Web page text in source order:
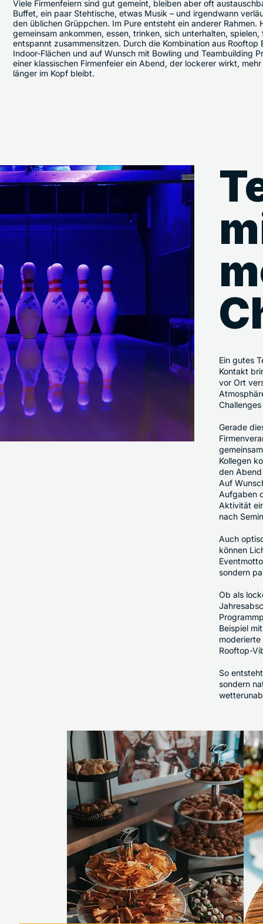
Viele Firmenfeiern sind gut gemeint, bleiben aber oft
Buffet, ein paar Stehtische, etwas Musik – und irgendwann
den üblichen Grüppchen. Im Pure entsteht ein anderer Rahmen.
gemeinsam ankommen, essen, trinken, sich unterhalten,
entspannt zusammensitzen. Durch die Kombination aus Rooftop
Indoor-Flächen und auf Wunsch mit Bowling und Teambuilding
einer klassischen Firmenfeier ein Abend, der lockerer wirkt,
länger im Kopf bleibt.
Ein gutes
Kontakt
vor Ort
Gerade
Kollegen
den
Auf
Aufgaben
Aktivität
nach
Auch
können
sondern
Ob als
Beispiel
Rooftop-
So
sondern